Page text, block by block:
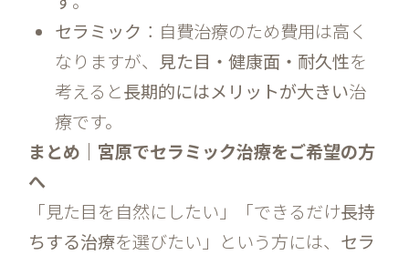
セラミック ：自費治療のため費用は高く
なりますが、 見た目・健康面・耐久性を
考えると長期的にはメリットが大きい治
療です。
まとめ｜宮原でセラミック治療をご希望の方
へ
「見た目を自然にしたい」「できるだけ長持
ちする治療を選びたい」という方には、 セラ